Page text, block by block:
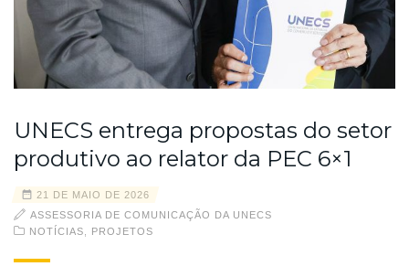
UNECS entrega propostas do setor
produtivo ao relator da PEC 6×1
21 DE MAIO DE 2026
ASSESSORIA DE COMUNICAÇÃO DA UNECS
NOTÍCIAS
PROJETOS